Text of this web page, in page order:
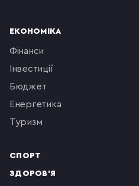
ЕКОНОМІКА
фінанси
інвестиції
бюджет
енергетика
туризм
СПОРТ
ЗДОРОВ'Я